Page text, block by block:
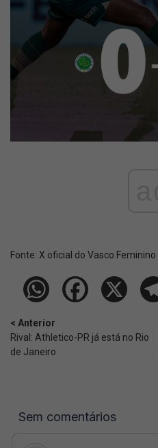
Fonte: X oficial do Vasco Feminino
< Anterior
Rival: Athletico-PR já está no Rio
de Janeiro